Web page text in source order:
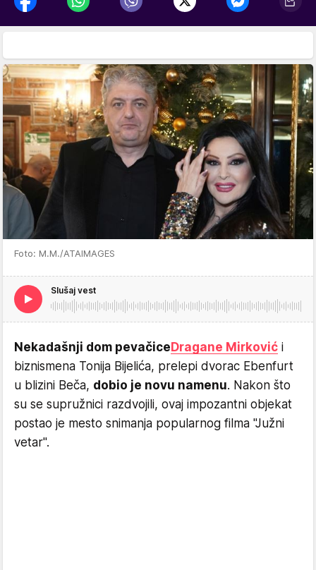
Foto: M.M./ATAIMAGES
Slušaj vest
Nekadašnji dom pevačiceDragane Mirković i
biznismena Tonija Bijelića, prelepi dvorac Ebenfurt
u blizini Beča, dobio je novu namenu. Nakon što
su se supružnici razdvojili, ovaj impozantni objekat
postao je mesto snimanja popularnog filma "Južni
vetar".